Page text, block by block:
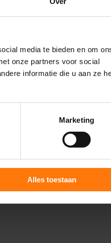
media te bieden en om
onze partners voor social
informatie die u aan ze
Marketing
Alles toestaan